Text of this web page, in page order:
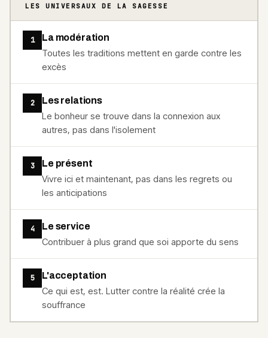
LES UNIVERSAUX DE LA SAGESSE
1 La modération
Toutes les traditions mettent en garde contre les
excès
2 Les relations
Le bonheur se trouve dans la connexion aux
autres, pas dans l'isolement
3 Le présent
Vivre ici et maintenant, pas dans les regrets ou
les anticipations
4 Le service
Contribuer à plus grand que soi apporte du sens
5 L'acceptation
Ce qui est, est. Lutter contre la réalité crée la
souffrance